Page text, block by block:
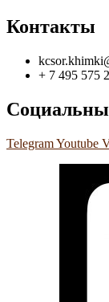
Контакты
+ 7 495 575
TelegramYoutube